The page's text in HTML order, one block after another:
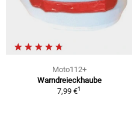
Moto112+
Warndreieckhaube
7,99 €1